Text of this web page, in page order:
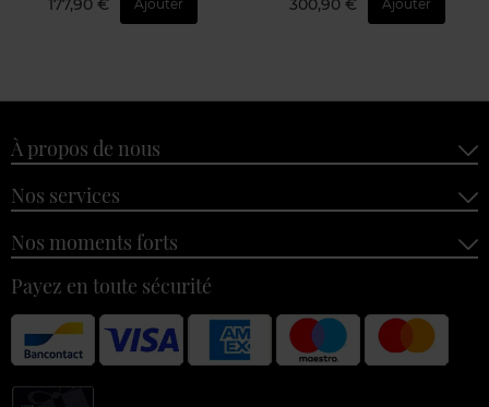
177,90 € Ajouter 300,90 € Ajouter
À propos de nous
Nos services
Nos moments forts
Payez en toute sécurité